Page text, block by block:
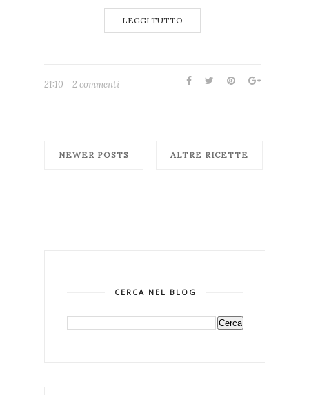
LEGGI TUTTO
21:10 2 commenti
NEWER POSTS ALTRE RICETTE
CERCA NEL BLOG